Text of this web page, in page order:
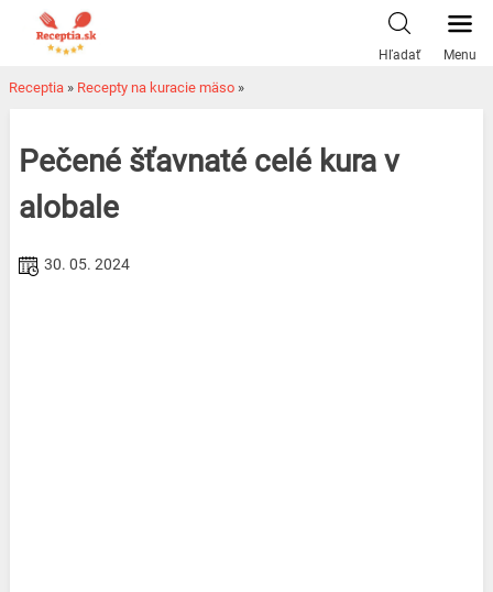
Hľadať Menu
Receptia » Recepty na kuracie mäso »
Pečené šťavnaté celé kura v
alobale
30. 05. 2024